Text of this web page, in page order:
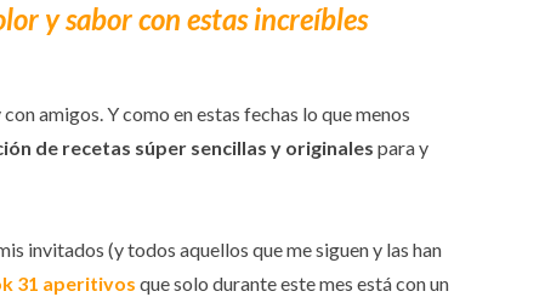
y sabor con estas increíbles
amigos. Y como en estas fechas lo que menos
de recetas súper sencillas y originales para y
invitados (y todos aquellos que me siguen y las han
31 aperitivos que solo durante este mes está con un